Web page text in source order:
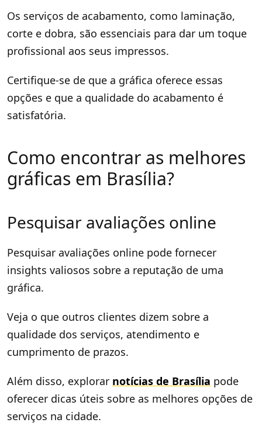
Os serviços de acabamento, como laminação,
corte e dobra, são essenciais para dar um toque
profissional aos seus impressos.
Certifique-se de que a gráfica oferece essas
opções e que a qualidade do acabamento é
satisfatória.
Como encontrar as melhores
gráficas em Brasília?
Pesquisar avaliações online
Pesquisar avaliações online pode fornecer
insights valiosos sobre a reputação de uma
gráfica.
Veja o que outros clientes dizem sobre a
qualidade dos serviços, atendimento e
cumprimento de prazos.
Além disso, explorar notícias de Brasília pode
oferecer dicas úteis sobre as melhores opções de
serviços na cidade.